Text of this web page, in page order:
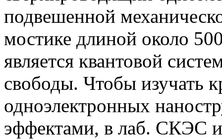
подвешенной
мостике длиной около
является квантовой
свободы. Чтобы изучать
одноэлектронных
эффектами, в лаб. СКЭС